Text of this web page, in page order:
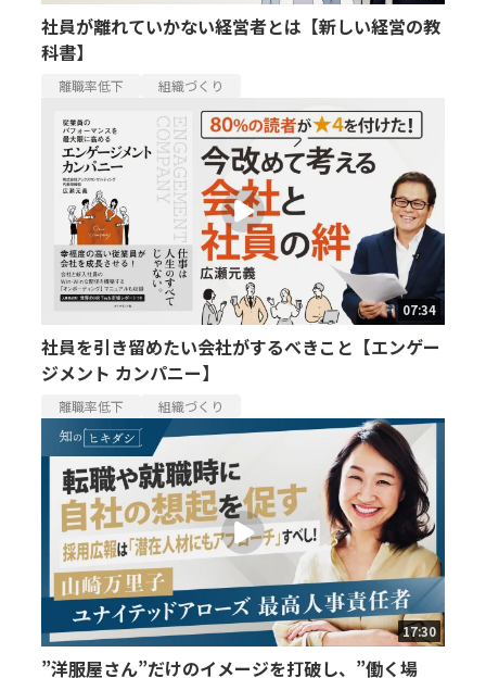
社員が離れていかない経営者とは【新しい経営の教
科書】
離職率低下 組織づくり
07:34
社員を引き留めたい会社がするべきこと【エンゲー
ジメント カンパニー】
離職率低下 組織づくり
17:30
”洋服屋さん”だけのイメージを打破し、”働く場